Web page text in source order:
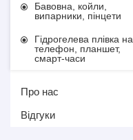
Бавовна, койли,
випарники, пінцети
Гідрогелева плівка на
телефон, планшет,
смарт-часи
Про нас
Відгуки